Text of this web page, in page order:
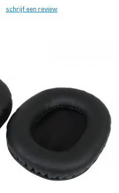
schrijf een review